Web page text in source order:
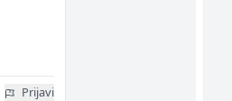
Prijavi